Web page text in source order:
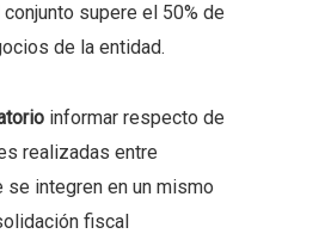
supere el 50% de
de la entidad.
informar respecto de
realizadas entre
se integren en un mismo
fiscal